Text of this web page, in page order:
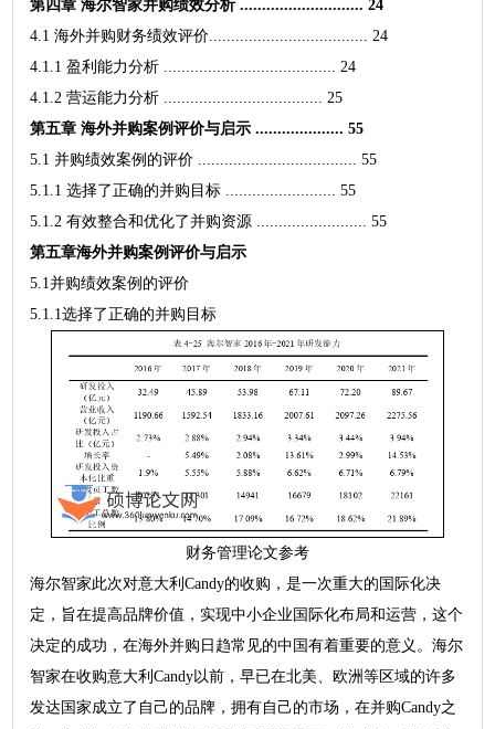
第四章 海尔智家并购绩效分析 ............................ 24
4.1 海外并购财务绩效评价.................................... 24
4.1.1 盈利能力分析 ....................................... 24
4.1.2 营运能力分析 .................................... 25
第五章 海外并购案例评价与启示 .................... 55
5.1 并购绩效案例的评价 .................................... 55
5.1.1 选择了正确的并购目标 ......................... 55
5.1.2 有效整合和优化了并购资源 ......................... 55
第五章海外并购案例评价与启示
5.1并购绩效案例的评价
5.1.1选择了正确的并购目标
财务管理论文参考
海尔智家此次对意大利Candy的收购，是一次重大的国际化决
定，旨在提高品牌价值，实现中小企业国际化布局和运营，这个
决定的成功，在海外并购日趋常见的中国有着重要的意义。海尔
智家在收购意大利Candy以前，早已在北美、欧洲等区域的许多
发达国家成立了自己的品牌，拥有自己的市场，在并购Candy之